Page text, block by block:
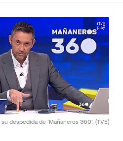
su despedida de 'Mañaneros 360'. (TVE)